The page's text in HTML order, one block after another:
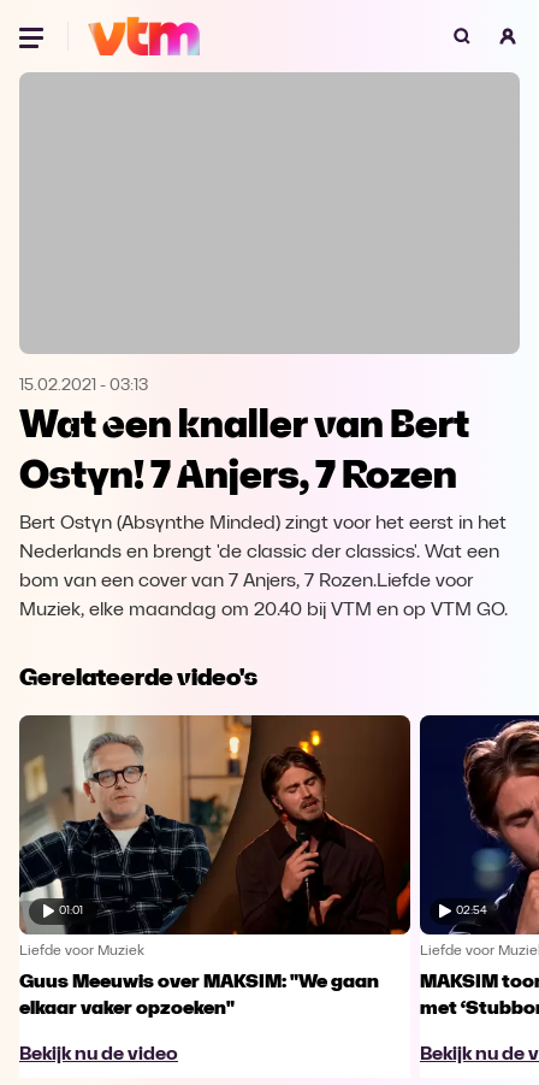
Oeps, browser niet ondersteund
Microsoft Edge Download
Opera Download
15.02.2021 - 03:13
Wat een knaller van Bert
Ostyn! 7 Anjers, 7 Rozen
Bert Ostyn (Absynthe Minded) zingt voor het eerst in het
Nederlands en brengt 'de classic der classics'. Wat een
bom van een cover van 7 Anjers, 7 Rozen.Liefde voor
Muziek, elke maandag om 20.40 bij VTM en op VTM GO.
Gerelateerde video's
01:01
Liefde voor Muziek
Guus Meeuwis over MAKSIM: "We gaan
elkaar vaker opzoeken"
Bekijk nu de video
02:54
Liefde voor
MAKSIM
met
Bekijk nu de